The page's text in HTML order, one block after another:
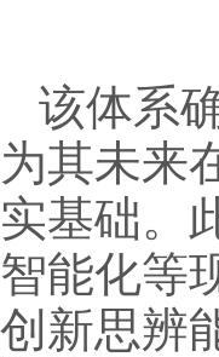
该体系
为其未来
实基础。
智能化等
创新思辨